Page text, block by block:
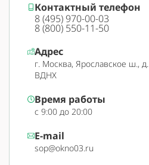
Контактный телефон
8 (495) 970-00-03
8 (800) 550-11-50
Адрес
г. Москва, Ярославское ш.,
ВДНХ
Время работы
с 9:00 до 20:00
E-mail
sop@okno03.ru